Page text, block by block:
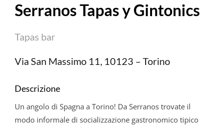
Serranos Tapas y Gintonics
Tapas bar
Via San Massimo 11, 10123 – Torino
Descrizione
Un angolo di Spagna a Torino! Da Serranos trovate il
modo informale di socializzazione gastronomico tipico